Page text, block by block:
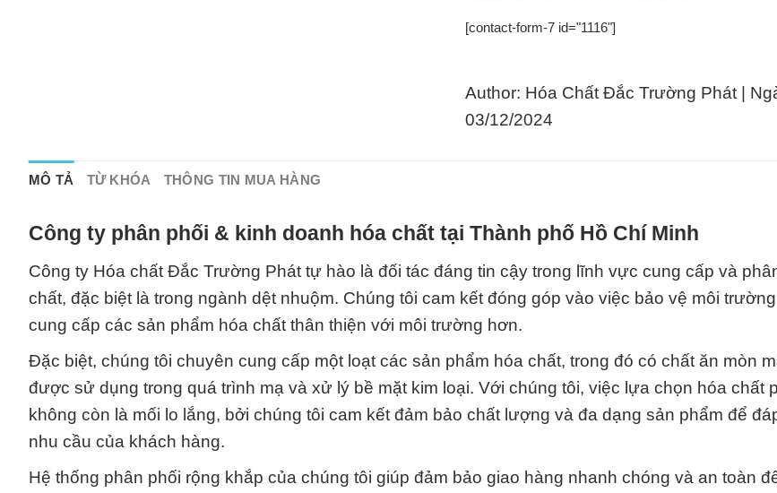
[contact-form-7 id="1116"]
Author: Hóa Chất Đắc Trường Phát |
03/12/2024
MÔ TẢ TỪ KHÓA THÔNG TIN MUA HÀNG
Công ty phân phối & kinh doanh hóa chất tại Thành phố Hồ Chí Minh
Công ty Hóa chất Đắc Trường Phát tự hào là đối tác đáng tin cậy trong lĩnh vực cung cấp và
chất, đặc biệt là trong ngành dệt nhuộm. Chúng tôi cam kết đóng góp vào việc bảo vệ môi
cung cấp các sản phẩm hóa chất thân thiện với môi trường hơn.
Đặc biệt, chúng tôi chuyên cung cấp một loạt các sản phẩm hóa chất, trong đó có chất ăn mòn
được sử dụng trong quá trình mạ và xử lý bề mặt kim loại. Với chúng tôi, việc lựa chọn hóa chất
không còn là mối lo lắng, bởi chúng tôi cam kết đảm bảo chất lượng và đa dạng sản phẩm để
nhu cầu của khách hàng.
Hệ thống phân phối rộng khắp của chúng tôi giúp đảm bảo giao hàng nhanh chóng và an toàn